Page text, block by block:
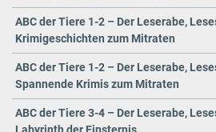
ABC der Tiere 1-2 – Der Leserabe,
Krimigeschichten zum Mitraten
ABC der Tiere 1-2 – Der Leserabe,
Spannende Krimis zum Mitraten
ABC der Tiere 3-4 – Der Leserabe,
Labyrinth der Finsternis